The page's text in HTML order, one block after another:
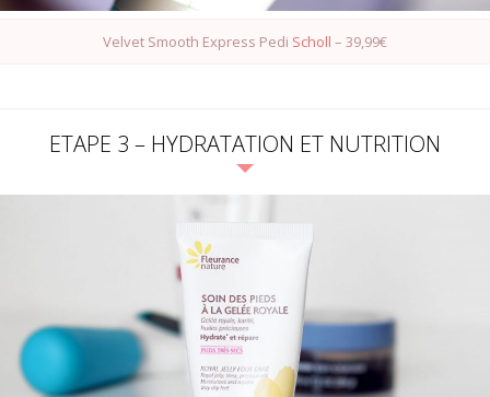
Velvet Smooth Express Pedi Scholl – 39,99€
ETAPE 3 – HYDRATATION ET NUTRITION